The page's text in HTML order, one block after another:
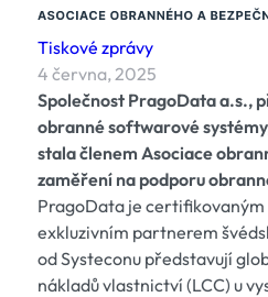
Tiskové zprávy
4 června, 2025
Společnost PragoData a.s.,
obranné softwarové
stala členem Asociace
zaměření na podporu
PragoData je
exkluzivním partnerem
od Systeconu představují
nákladů vlastnictví (LCC) u